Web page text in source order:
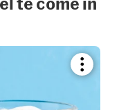
recipe